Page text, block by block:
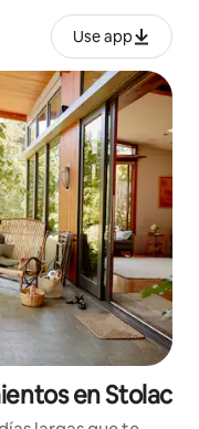
Use app
en Stolac